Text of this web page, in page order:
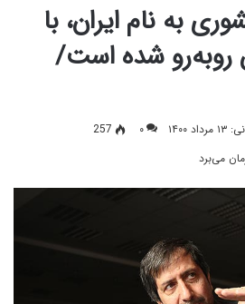
به نام ایران، با
روبه‌رو شده است/
۰
257